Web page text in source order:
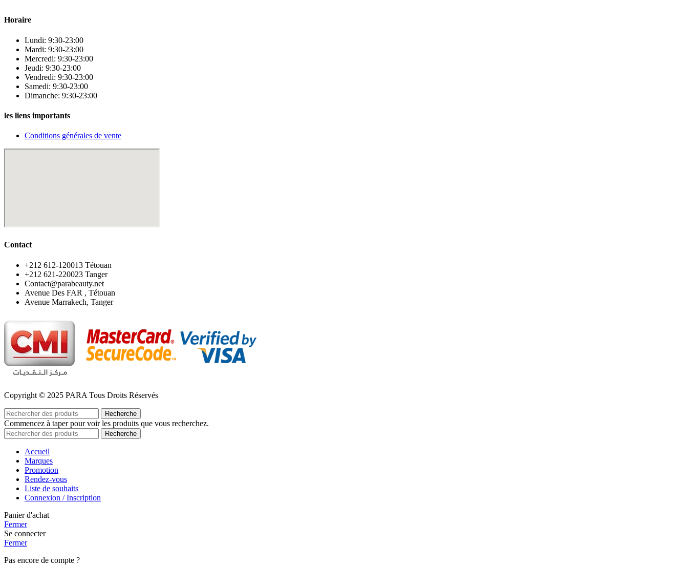
Horaire
Lundi: 9:30-23:00
Mardi: 9:30-23:00
Mercredi: 9:30-23:00
Jeudi: 9:30-23:00
Vendredi: 9:30-23:00
Samedi: 9:30-23:00
Dimanche: 9:30-23:00
les liens importants
Conditions générales de vente
Contact
‪+212 612-120013 Tétouan
‪+212 621-220023 Tanger
Contact@parabeauty.net
Avenue Des FAR , Tétouan
Avenue Marrakech, Tanger
Copyright © 2025 PARA Tous Droits Réservés
Recherche
Commencez à taper pour voir les produits que vous recherchez.
Recherche
Accueil
Marques
Promotion
Rendez-vous
Liste de souhaits
Connexion / Inscription
Panier d'achat
Fermer
Se connecter
Fermer
Pas encore de compte ?